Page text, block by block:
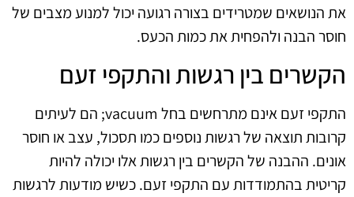
את הנושאים שמטרידים בצורה רגועה יכול למנוע מצבים של
חוסר הבנה ולהפחית את כמות הכעס.
הקשרים בין רגשות והתקפי זעם
התקפי זעם אינם מתרחשים בחל vacuum; הם לעיתים
קרובות תוצאה של רגשות נוספים כמו תסכול, עצב או חוסר
אונים. ההבנה של הקשרים בין רגשות אלו יכולה להיות
קריטית בהתמודדות עם התקפי זעם. כשיש מודעות לרגשות